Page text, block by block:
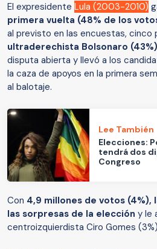
El expresidente Lula (2003-2010)
primera vuelta (48% de los
al previsto en las encuestas, cinco
ultraderechista Bolsonaro (43%)
disputa abierta y llevó a los
la caza de apoyos en la primera
al balotaje.
Lee También
Elecciones:
tendrá dos
Congreso
Con 4,9 millones de votos (4%),
las sorpresas de la elección y le
centroizquierdista Ciro Gomes